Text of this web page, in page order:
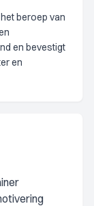
beroep van
en bevestigt
en